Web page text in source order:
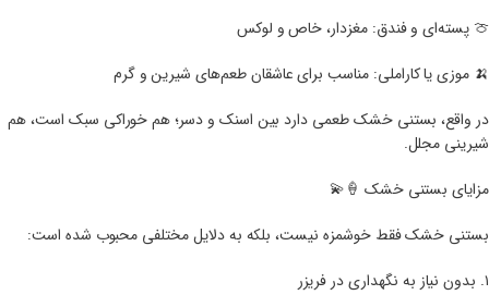
🍈 پسته‌ای و فندق: مغزدار، خاص و لوکس
🍌 موزی یا کاراملی: مناسب برای عاشقان طعم‌های شیرین و گرم
در واقع، بستنی خشک طعمی دارد بین اسنک و دسر؛ هم خوراکی سبک است، هم
شیرینی مجلل.
مزایای بستنی خشک 🍦💫
بستنی خشک فقط خوشمزه نیست، بلکه به دلایل مختلفی محبوب شده است:
۱. بدون نیاز به نگهداری در فریزر